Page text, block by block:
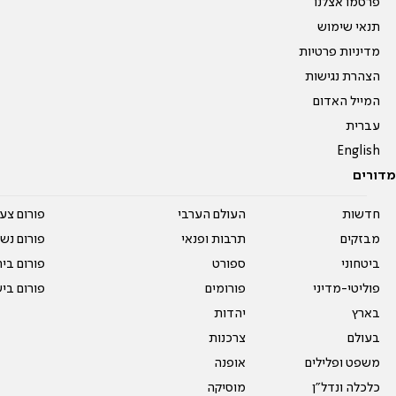
פרסמו אצלנו
תנאי שימוש
מדיניות פרטיות
הצהרת נגישות
המייל האדום
עברית
English
מדורים
חדשות
מבזקים
ביטחוני
פוליטי-מדיני
בארץ
בעולם
משפט ופלילים
כלכלה ונדל"ן
העולם הערבי
תרבות ופנאי
ספורט
פורומים
יהדות
צרכנות
אופנה
מוסיקה
פורום
פורום
פורום
פורום